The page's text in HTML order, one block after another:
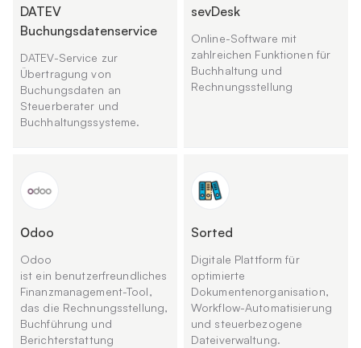
DATEV
Buchungsdatenservice
DATEV-Service zur
Übertragung von
Buchungsdaten an
Steuerberater und
Buchhaltungssysteme.
sevDesk
Online-Software mit
zahlreichen Funktionen für
Buchhaltung und
Rechnungsstellung
Оdoo
Odoo
ist ein benutzerfreundliches
Finanzmanagement-Tool,
das die Rechnungsstellung,
Buchführung und
Berichterstattung
Sorted
Digitale Plattform für
optimierte
Dokumentenorganisation,
Workflow-Automatisierung
und steuerbezogene
Dateiverwaltung.